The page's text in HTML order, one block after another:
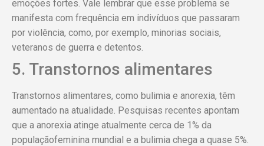
emoções fortes. Vale lembrar que esse problema se
manifesta com frequência em indivíduos que passaram
por violência, como, por exemplo, minorias sociais,
veteranos de guerra e detentos.
5. Transtornos alimentares
Transtornos alimentares, como bulimia e anorexia, têm
aumentado na atualidade. Pesquisas recentes apontam
que a anorexia atinge atualmente cerca de 1% da
populaçãofeminina mundial e a bulimia chega a quase 5%.